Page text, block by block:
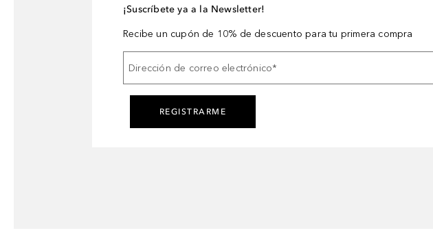
¡Suscríbete ya a la Newsletter!
Recibe un cupón de 10% de descuento para tu primera compra
Dirección de correo electrónico*
REGISTRARME